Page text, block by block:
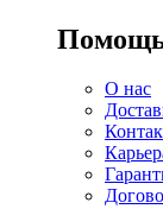
О нас